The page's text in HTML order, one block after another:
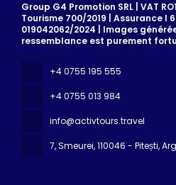
Group G4 Promotion SRL | VAT
Tourisme 700/2019 | Assurance I
019042062/2024 | Images
ressemblance est purement
+4 0755 195 555
+4 0755 013 984
info@activtours.travel
7, Smeurei, 110046 - Pitești,